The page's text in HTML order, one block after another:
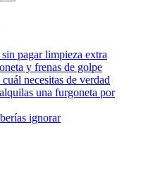
pagar limpieza extra
y frenas de golpe
necesitas de verdad
una furgoneta por
ignorar